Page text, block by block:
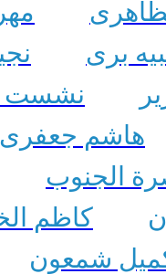
بری
نشست
هاشم جعفری
الجنوب
کاظم
شمعون